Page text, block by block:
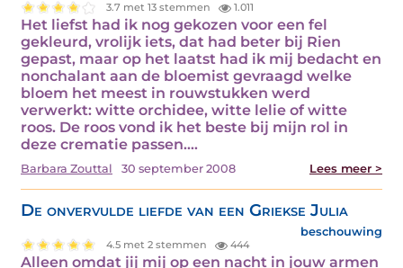
3.7 met 13 stemmen 1.011
Het liefst had ik nog gekozen voor een fel
gekleurd, vrolijk iets, dat had beter bij Rien
gepast, maar op het laatst had ik mij bedacht en
nonchalant aan de bloemist gevraagd welke
bloem het meest in rouwstukken werd
verwerkt: witte orchidee, witte lelie of witte
roos. De roos vond ik het beste bij mijn rol in
deze crematie passen.…
Barbara Zouttal 30 september 2008 Lees meer >
De onvervulde liefde van een Griekse Julia
beschouwing
4.5 met 2 stemmen 444
Alleen omdat jij mij op een nacht in jouw armen